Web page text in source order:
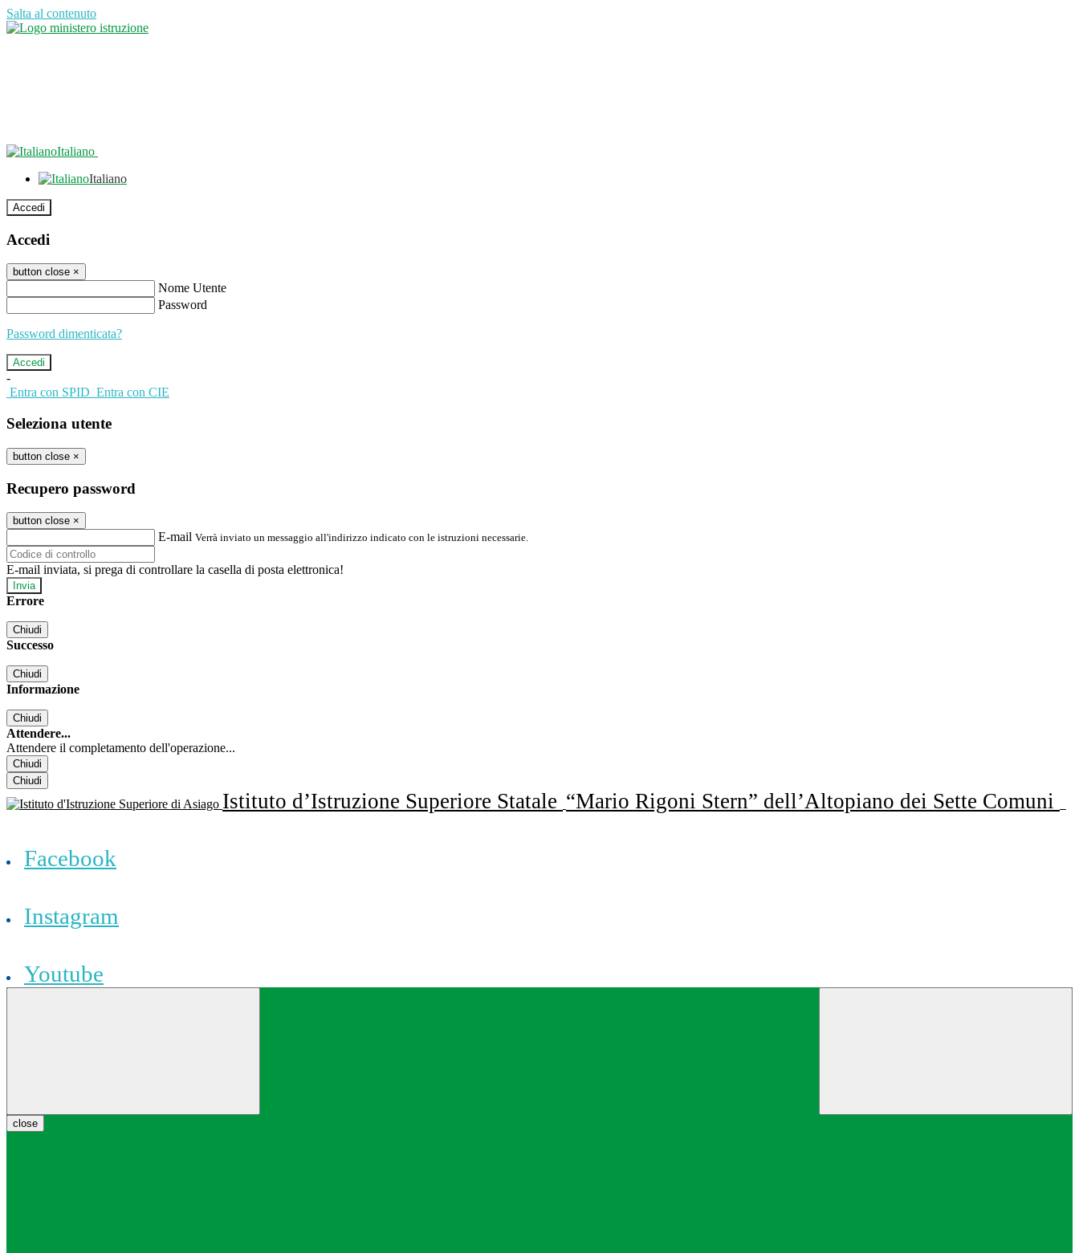
Salta al contenuto
Italiano
Italiano
Accedi
Accedi
button close ×
Nome Utente
Password
Password dimenticata?
-
Entra con SPID Entra con CIE
Seleziona utente
button close ×
Recupero password
button close ×
E-mail Verrà inviato un messaggio all'indirizzo indicato con le istruzioni necessarie.
E-mail inviata, si prega di controllare la casella di posta elettronica!
Errore
Chiudi
Successo
Chiudi
Informazione
Chiudi
Attendere...
Attendere il completamento dell'operazione...
Chiudi
Chiudi
Istituto d’Istruzione Superiore Statale “Mario Rigoni Stern” dell’Altopiano dei Sette Comuni
Facebook
Instagram
Youtube
close